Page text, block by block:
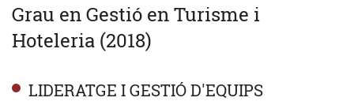
Grau en Gestió en Turisme i
Hoteleria (2018)
LIDERATGE I GESTIÓ D'EQUIPS